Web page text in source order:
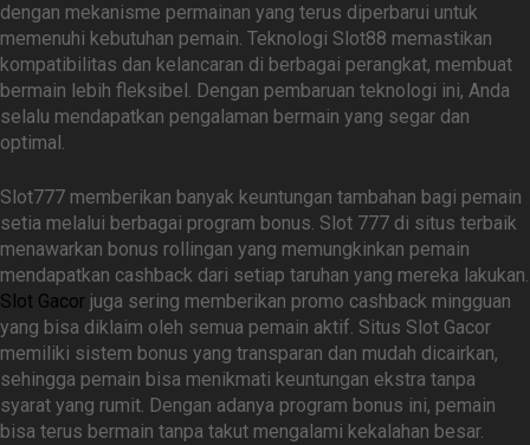
dengan mekanisme permainan yang terus diperbarui untuk
memenuhi kebutuhan pemain. Teknologi Slot88 memastikan
kompatibilitas dan kelancaran di berbagai perangkat, membuat
bermain lebih fleksibel. Dengan pembaruan teknologi ini, Anda
selalu mendapatkan pengalaman bermain yang segar dan
optimal.
Slot777 memberikan banyak keuntungan tambahan bagi pemain
setia melalui berbagai program bonus. Slot 777 di situs terbaik
menawarkan bonus rollingan yang memungkinkan pemain
mendapatkan cashback dari setiap taruhan yang mereka lakukan.
Slot Gacor juga sering memberikan promo cashback mingguan
yang bisa diklaim oleh semua pemain aktif. Situs Slot Gacor
memiliki sistem bonus yang transparan dan mudah dicairkan,
sehingga pemain bisa menikmati keuntungan ekstra tanpa
syarat yang rumit. Dengan adanya program bonus ini, pemain
bisa terus bermain tanpa takut mengalami kekalahan besar.